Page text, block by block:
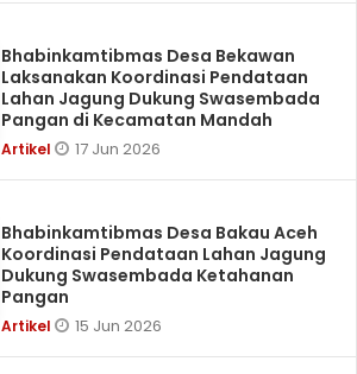
Bhabinkamtibmas Desa Bekawan
Laksanakan Koordinasi Pendataan
Lahan Jagung Dukung Swasembada
Pangan di Kecamatan Mandah
Artikel 17 Jun 2026
Bhabinkamtibmas Desa Bakau Aceh
Koordinasi Pendataan Lahan Jagung
Dukung Swasembada Ketahanan
Pangan
Artikel 15 Jun 2026